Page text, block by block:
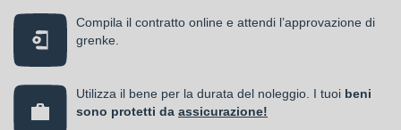
Compila il contratto online e attendi l’approvazione di
grenke.
Utilizza il bene per la durata del noleggio. I tuoi beni
sono protetti da assicurazione!